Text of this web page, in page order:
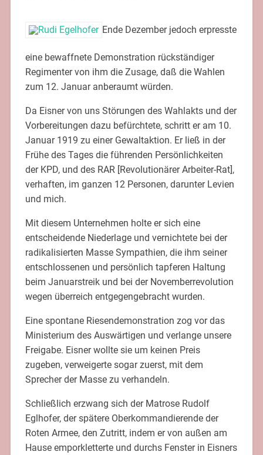
Ende Dezember jedoch erpresste
eine bewaffnete Demonstration rückständiger
Regimenter von ihm die Zusage, daß die Wahlen
zum 12. Januar anberaumt würden.
Da Eisner von uns Störungen des Wahlakts und der
Vorbereitungen dazu befürchtete, schritt er am 10.
Januar 1919 zu einer Gewaltaktion. Er ließ in der
Frühe des Tages die führenden Persönlichkeiten
der KPD, und des RAR [Revolutionärer Arbeiter-Rat],
verhaften, im ganzen 12 Personen, darunter Levien
und mich.
Mit diesem Unternehmen holte er sich eine
entscheidende Niederlage und vernichtete bei der
radikalisierten Masse Sympathien, die ihm seiner
entschlossenen und persönlich tapferen Haltung
beim Januarstreik und bei der Novemberrevolution
wegen überreich entgegengebracht wurden.
Eine spontane Riesendemonstration zog vor das
Ministerium des Auswärtigen und verlange unsere
Freigabe. Eisner wollte sie um keinen Preis
zugeben, verweigerte sogar zuerst, mit dem
Sprecher der Masse zu verhandeln.
Schließlich erzwang sich der Matrose Rudolf
Eglhofer, der spätere Oberkommandierende der
Roten Armee, den Zutritt, indem er von außen am
Hause emporkletterte und durchs Fenster in Eisners